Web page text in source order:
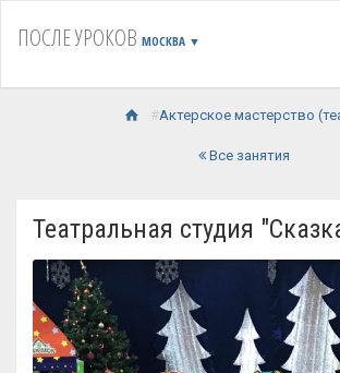
ПОСЛЕ УРОКОВ МОСКВА ▼
Актерское мастерство
Все занятия
Театральная студия